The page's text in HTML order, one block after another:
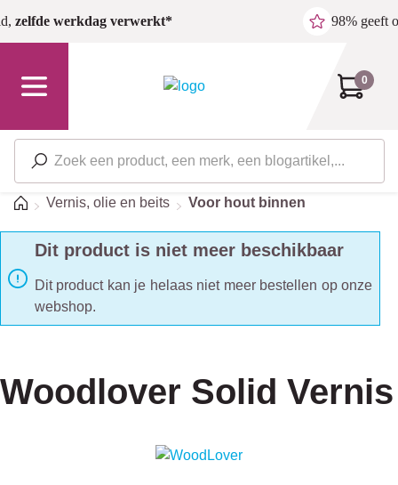
Ga naar de hoofdinhoud
zelfde werkdag verwerkt* 98% geeft
0
HomeVernis, olie en beits Voor hout binnen
Dit product is niet meer beschikbaar
Dit product kan je helaas niet meer bestellen op onze
webshop.
Woodlover Solid Vernis